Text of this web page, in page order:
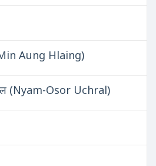
Aung Hlaing)
(Nyam-Osor Uchral)